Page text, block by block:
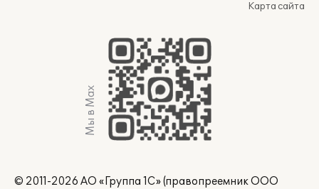
Карта сайта
Мы в Max
© 2011-2026 АО «Группа 1С» (правопреемник ООО